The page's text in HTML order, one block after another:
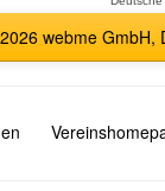
webme GmbH,